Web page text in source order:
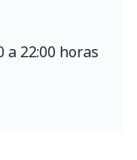
a 22:00 horas